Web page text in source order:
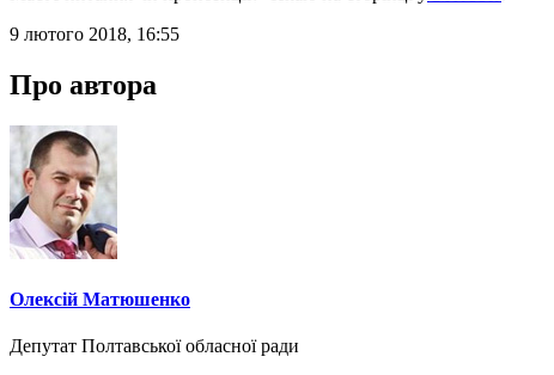
9 лютого 2018, 16:55
Про автора
Олексій Матюшенко
Депутат Полтавської обласної ради